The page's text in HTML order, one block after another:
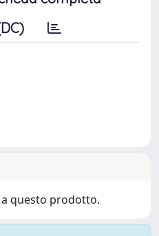
questo prodotto.